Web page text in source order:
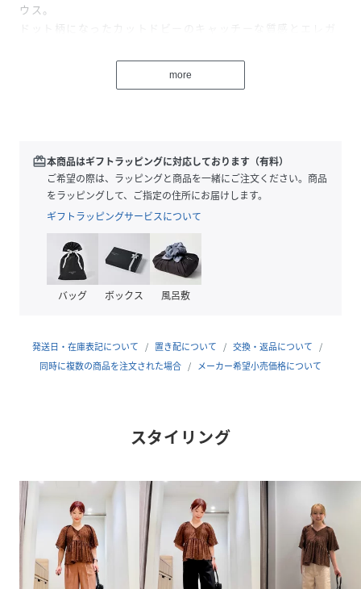
ウス。
ドット柄になったカットドビーのキャッチーな質感とエレガ
包みボタンの付いたVネックとクルーネックの前後２WAYで
カットドビー刺しゅうを施した涼しげな生地。
袖や裾のフリルをたっぷり寄せても軽やかな印象の夏にぴっ
たりな素材感。
■コーディネート
ストレートシルエットのシンプルなナロースカートやスラッ
クスと相性◎なAラインのふんわりしたシルエット。
ショートボトムに合わせてコンパクトにまとめても◎です。
2WAY、#半袖、#ショートスリーブ
============================
＜EMMELREFINES（エメルリファインズ）＞
Pleasure～今を楽しみ、変化を楽しむ～
EMMELREFINESは変化していく時代やトレンドを恐れなく
前向きに楽しみ、
今に満足せず常に自分を更新していきたい、
more
redeem本商品はギフトラッピングに対応しております（有料）
ご希望の際は、ラッピングと商品を一緒にご注文ください。商品
をラッピングして、ご指定の住所にお届けします。
ギフトラッピングサービスについて
バッグ ボックス 風呂敷
発送日・在庫表記について 置き配について
交換・返品について
同時に複数の商品を注文された場合
メーカー希望小売価格について
スタイリング